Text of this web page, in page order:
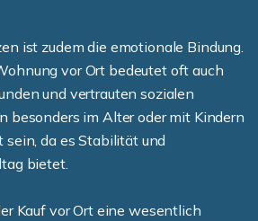
ist zudem die emotionale Bindung.
vor Ort bedeutet oft auch
und vertrauten sozialen
besonders im Alter oder mit Kindern
da es Stabilität und
bietet.
Kauf vor Ort eine wesentlich